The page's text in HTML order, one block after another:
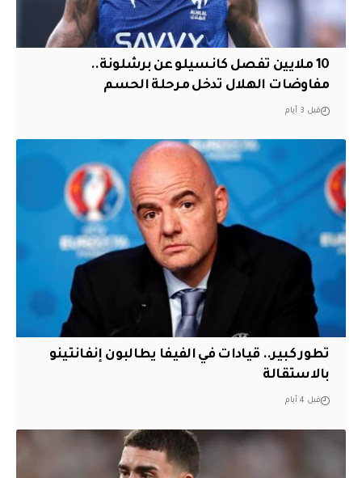
10 ملايين تفصل كانسيلو عن برشلونة..
مفاوضات الهلال تدخل مرحلة الحسم
قبل 3 أيام
تطور كبير.. قيادات في الفيفا يطالبون إنفانتينو
بالاستقالة
قبل 4 أيام